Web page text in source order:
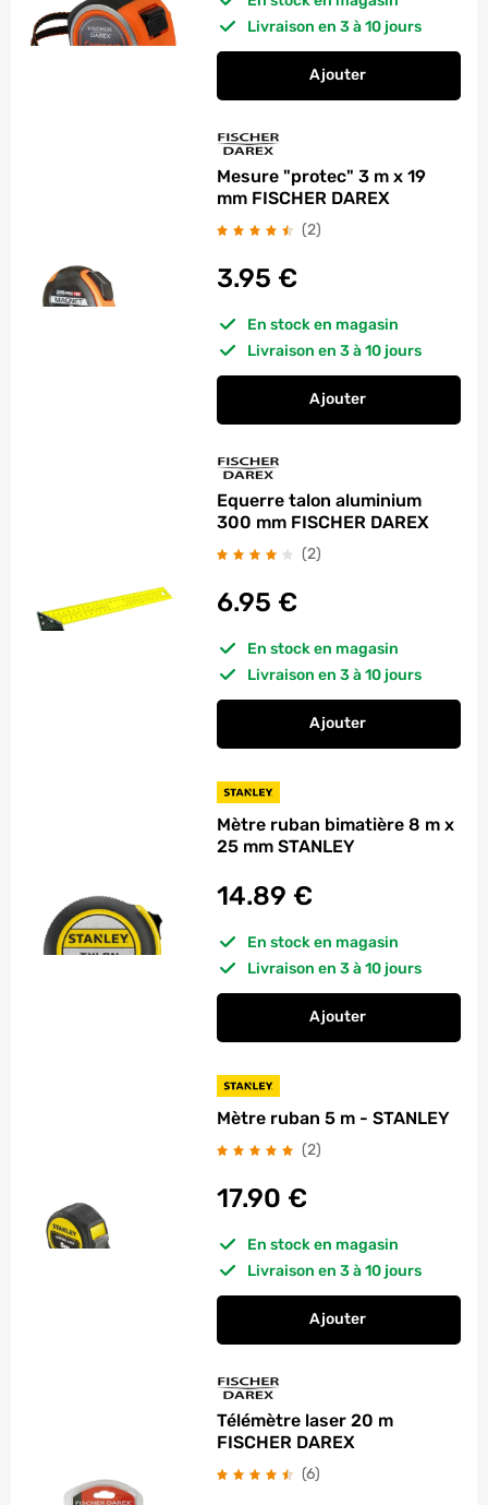
Livraison en 3 à 10 jours
Ajouter
Mètre compact 5 x
Mesure "protec" 3 m x 19
mm FISCHER DAREX
(2)
3.95 €
En stock en magasin
Livraison en 3 à 10 jours
Ajouter
Mesure "protec" 3
Equerre talon aluminium
300 mm FISCHER DAREX
(2)
6.95 €
En stock en magasin
Livraison en 3 à 10 jours
Ajouter
Equerre talon
Mètre ruban bimatière 8 m x
25 mm STANLEY
14.89 €
En stock en magasin
Livraison en 3 à 10 jours
Ajouter
Mètre ruban 5 m - STANLEY
(2)
17.90 €
En stock en magasin
Livraison en 3 à 10 jours
Ajouter
Télémètre laser 20 m
FISCHER DAREX
(6)